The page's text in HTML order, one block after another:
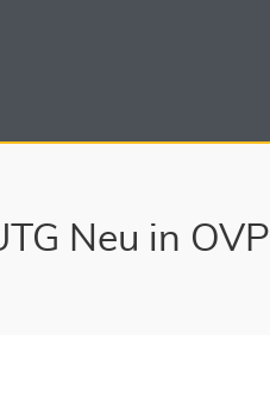
Neu in OVP